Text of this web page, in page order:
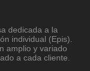
dedicada a la
individual (Epis).
amplio y variado
a cada cliente.